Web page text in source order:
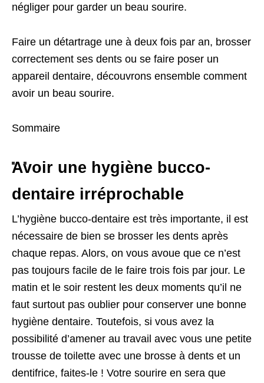
négliger pour garder un beau sourire.
Faire un détartrage une à deux fois par an, brosser
correctement ses dents ou se faire poser un
appareil dentaire, découvrons ensemble comment
avoir un beau sourire.
Sommaire
Avoir une hygiène bucco-
dentaire irréprochable
L’hygiène bucco-dentaire est très importante, il est
nécessaire de bien se brosser les dents après
chaque repas. Alors, on vous avoue que ce n’est
pas toujours facile de le faire trois fois par jour. Le
matin et le soir restent les deux moments qu’il ne
faut surtout pas oublier pour conserver une bonne
hygiène dentaire. Toutefois, si vous avez la
possibilité d’amener au travail avec vous une petite
trousse de toilette avec une brosse à dents et un
dentifrice, faites-le ! Votre sourire en sera que